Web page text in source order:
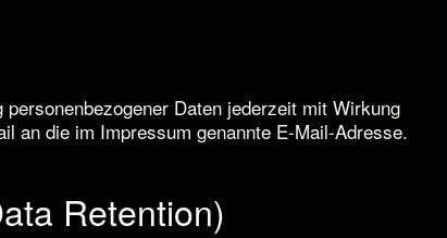
Daten jederzeit mit Wirkung
an die im Impressum genannte E-Mail-Adresse.
Retention)